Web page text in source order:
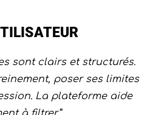
sont clairs et structurés.
poser ses limites
La plateforme aide